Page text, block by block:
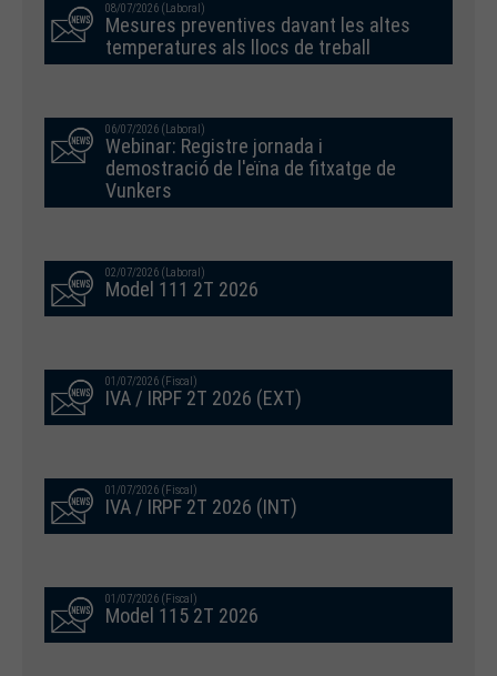
08/07/2026 (Laboral)
Mesures preventives davant les altes
temperatures als llocs de treball
06/07/2026 (Laboral)
Webinar: Registre jornada i
demostració de l'eïna de fitxatge de
Vunkers
02/07/2026 (Laboral)
Model 111 2T 2026
01/07/2026 (Fiscal)
IVA / IRPF 2T 2026 (EXT)
01/07/2026 (Fiscal)
IVA / IRPF 2T 2026 (INT)
01/07/2026 (Fiscal)
Model 115 2T 2026